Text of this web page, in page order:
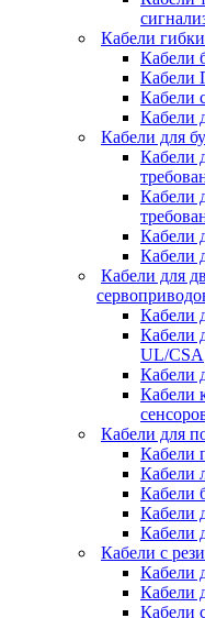
Кабели
Кабели
Кабели
Кабели
Кабели
Кабели для
Кабели
Кабели
Кабели
Кабели
Кабели для
Кабели
Кабели
UL/CSA
Кабели
Кабели
Кабели для
Кабели
Кабели
Кабели
Кабели
Кабели
Кабели с
Кабели
Кабели
Кабели